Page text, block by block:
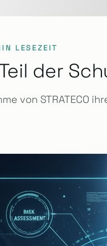
LESEZEIT
der
von STRATECO